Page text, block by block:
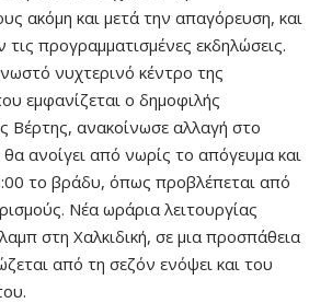
ακόμη και μετά την απαγόρευση, και
προγραμματισμένες εκδηλώσεις.
νυχτερινό κέντρο της
εμφανίζεται ο δημοφιλής
Βέρτης, ανακοίνωσε αλλαγή στο
ανοίγει από νωρίς το απόγευμα και
το βράδυ, όπως προβλέπεται από
Νέα ωράρια λειτουργίας
στη Χαλκιδική, σε μια προσπάθεια
από τη σεζόν ενόψει και του